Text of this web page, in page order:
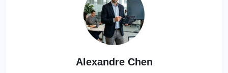
Alexandre Chen